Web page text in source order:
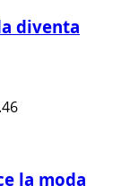
diventa
la moda